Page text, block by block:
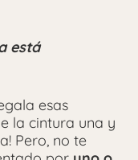
está
esas
la cintura una y
Pero, no te